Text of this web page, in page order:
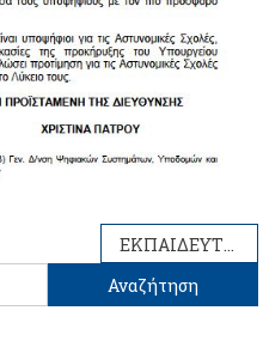
ΕΚΠΑΙΔΕΥΤΙΚΗ ΕΚΔΡΟΜΗ ΣΤΡΑΣΒΟΥΡΓΟ 1-4/2/2025
Αναζήτηση
για: